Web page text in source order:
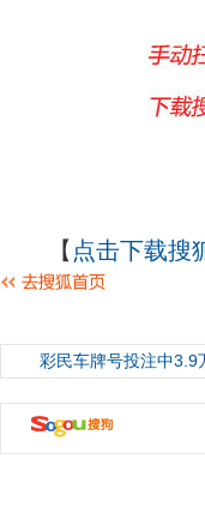
【 点击下载搜
彩民车牌号投注中3.9